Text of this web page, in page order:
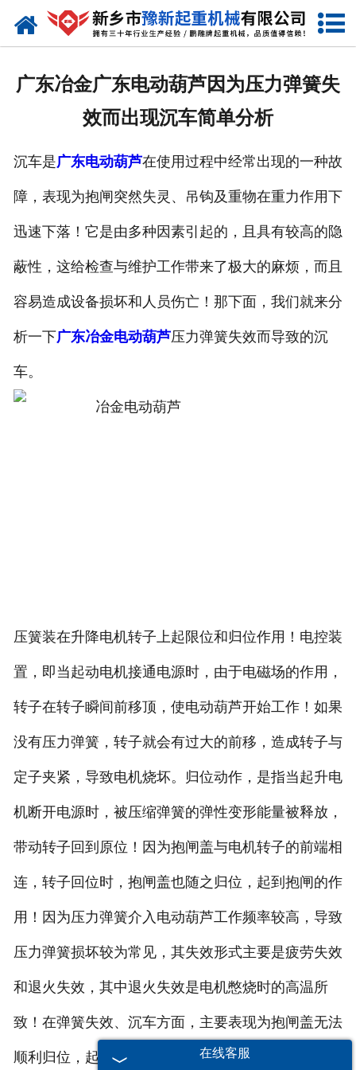
网站首页
资质荣誉
工程案例
联系我们
广东冶金广东电动葫芦因为压力弹簧失
效而出现沉车简单分析
沉车是广东电动葫芦在使用过程中经常出现的一种故
障，表现为抱闸突然失灵、吊钩及重物在重力作用下
迅速下落！它是由多种因素引起的，且具有较高的隐
蔽性，这给检查与维护工作带来了极大的麻烦，而且
容易造成设备损坏和人员伤亡！那下面，我们就来分
析一下广东冶金电动葫芦压力弹簧失效而导致的沉
车。
压簧装在升降电机转子上起限位和归位作用！电控装
置，即当起动电机接通电源时，由于电磁场的作用，
转子在转子瞬间前移顶，使电动葫芦开始工作！如果
没有压力弹簧，转子就会有过大的前移，造成转子与
定子夹紧，导致电机烧坏。归位动作，是指当起升电
机断开电源时，被压缩弹簧的弹性变形能量被释放，
带动转子回到原位！因为抱闸盖与电机转子的前端相
连，转子回位时，抱闸盖也随之归位，起到抱闸的作
用！因为压力弹簧介入电动葫芦工作频率较高，导致
压力弹簧损坏较为常见，其失效形式主要是疲劳失效
和退火失效，其中退火失效是电机憋烧时的高温所
致！在弹簧失效、沉车方面，主要表现为抱闸盖无法
顺利归位，起不到制动功效，发生沉车是不可避免
在线客服